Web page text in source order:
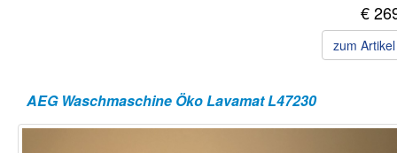
€
zum
AEG Waschmaschine Öko Lavamat L47230